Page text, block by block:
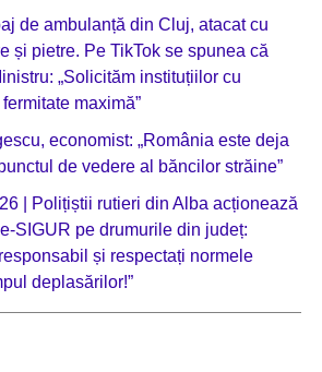
de ambulanță din Cluj, atacat cu
și pietre. Pe TikTok se spunea că
„Solicităm instituțiilor cu
maximă”
economist: „România este deja
de vedere al băncilor străine”
| Polițiștii rutieri din Alba acționează
SIGUR pe drumurile din județ:
și respectați normele
deplasărilor!”